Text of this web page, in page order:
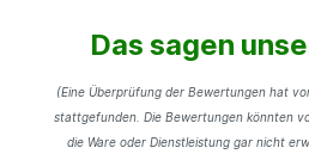
Das sagen
(Eine Überprüfung der Bewertungen hat
stattgefunden. Die Bewertungen könnten
die Ware oder Dienstleistung gar nicht